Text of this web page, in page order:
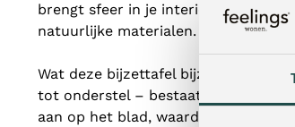
brengt sfeer in je interieur en laat
natuurlijke materialen.
Wat deze bijzettafel bijzonder
tot onderstel – bestaat uit tegels.
aan op het blad, waardoor het